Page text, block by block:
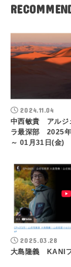
2024.11.04
中西敏貴 アルジ
ラ最深部 2025
～ 01月31日(金)
2025.03.28
大島隆義 KANI